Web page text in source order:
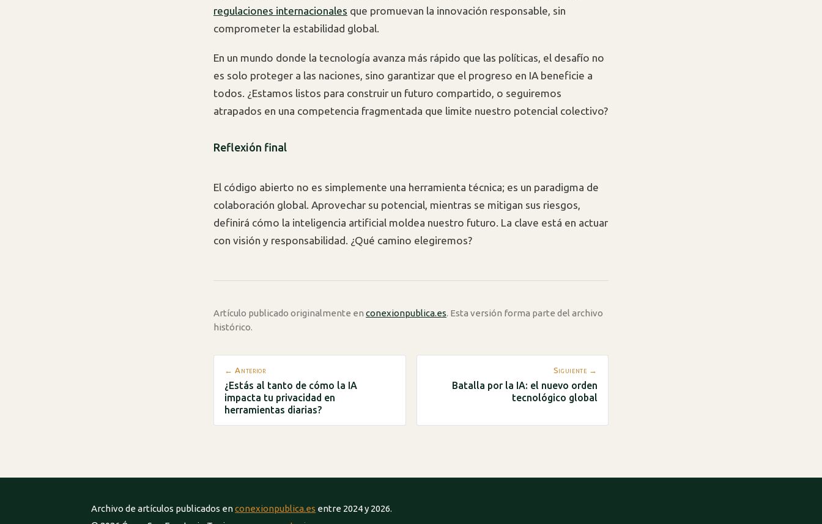
regulaciones internacionales que promuevan la innovación responsable, sin
comprometer la estabilidad global.
En un mundo donde la tecnología avanza más rápido que las políticas, el desafío no
es solo proteger a las naciones, sino garantizar que el progreso en IA beneficie a
todos. ¿Estamos listos para construir un futuro compartido, o seguiremos
atrapados en una competencia fragmentada que limite nuestro potencial colectivo?
Reflexión final
El código abierto no es simplemente una herramienta técnica; es un paradigma de
colaboración global. Aprovechar su potencial, mientras se mitigan sus riesgos,
definirá cómo la inteligencia artificial moldea nuestro futuro. La clave está en actuar
con visión y responsabilidad. ¿Qué camino elegiremos?
Artículo publicado originalmente en conexionpublica.es. Esta versión forma parte del archivo
histórico.
← Anterior
¿Estás al tanto de cómo la IA
impacta tu privacidad en
herramientas diarias?
Siguiente →
Batalla por la IA: el nuevo orden
tecnológico global
Archivo de artículos publicados enconexionpublica.es entre 2024 y 2026.